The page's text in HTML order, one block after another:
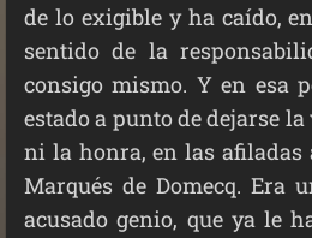
de lo exigible y ha caído,
sentido de la
consigo mismo. Y en esa
estado a punto de dejarse
ni la honra, en las afiladas
Marqués de Domecq. Era
acusado genio, que ya le